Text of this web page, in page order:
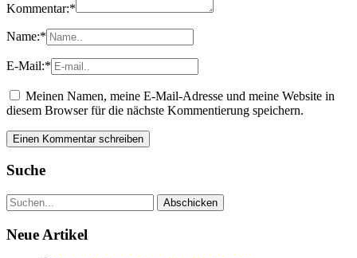
Kommentar:*
Name:*
E-Mail:*
Meinen Namen, meine E-Mail-Adresse und meine Website in
diesem Browser für die nächste Kommentierung speichern.
Suche
Neue Artikel